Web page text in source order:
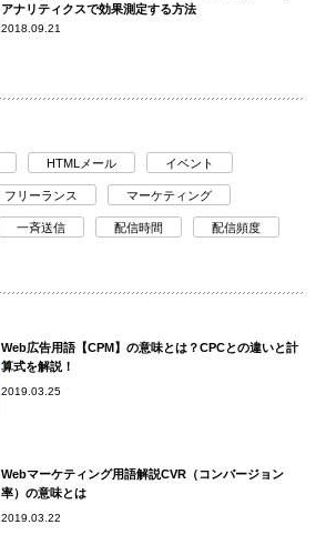
アナリティクスで効果測定する方法
2018.09.21
HTMLメール イベント
フリーランス マーケティング
一斉送信 配信時間 配信頻度
Web広告用語【CPM】の意味とは？CPCとの違いと計
算式を解説！
2019.03.25
Webマーケティング用語解説CVR（コンバージョン
率）の意味とは
2019.03.22